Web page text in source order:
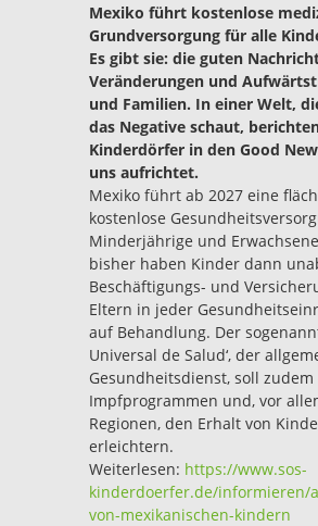
Mexiko führt kostenlose
Grundversorgung für alle
Es gibt sie: die guten
Veränderungen und
und Familien. In einer Welt,
das Negative schaut,
Kinderdörfer in den Good
uns aufrichtet.
Mexiko führt ab 2027 eine
kostenlose
Minderjährige und
bisher haben Kinder dann
Beschäftigungs- und
Eltern in jeder
auf Behandlung. Der
Universal de Salud‘, der
Gesundheitsdienst, soll
Impfprogrammen und, vor
Regionen, den Erhalt von
erleichtern.
Weiterlesen: https://www.sos-
kinderdoerfer.de/informieren/
von-mexikanischen-kindern